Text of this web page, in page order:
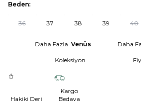
Beden:
36 37 38 39 40
Daha Fazla Venüs Daha
Koleksiyon
Hakiki Deri
Kargo
Bedava